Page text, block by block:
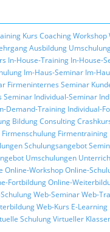
Kurs CoachingWorkshop
Ausbildung
In-House-Training In-House-
Im-Haus-Seminar Im-
Firmeninternes Seminar
Seminar Individual-Seminar
Demand-Training Individual-
BildungConsulting
Firmenschulung Firmentraining
Schulungsangebot
Umschulungen
Online-WorkshopOnline-
FortbildungOnline-
Web-SeminarWeb-
Web-Kurs E-Learning
SchulungVirtueller